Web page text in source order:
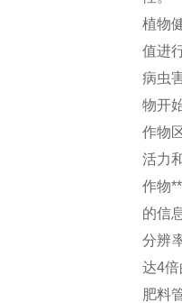
植物
值进
病虫
物开
作物
活力
作物
的信
分辨
达4
肥料